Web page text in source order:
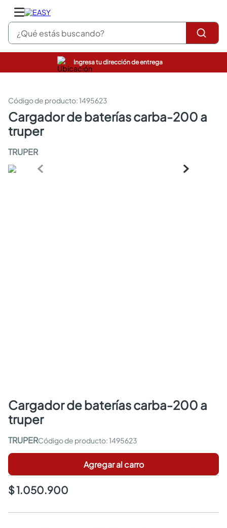
¿Qué estás buscando?
Ingresa tu dirección de entrega
:1495623
cargador de baterías carba-200 a
truper
TRUPER
cargador de baterías carba-200 a
truper
TRUPER :1495623
Agregar al carro
$ 1.050.900
pinturas
sanitarios
comedor
escritorio
armarios closet
comedores